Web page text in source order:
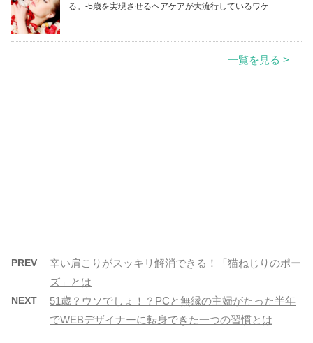
る。-5歳を実現させるヘアケアが大流行しているワケ
一覧を見る >
PREV
辛い肩こりがスッキリ解消できる！「猫ねじりのポー
ズ」とは
NEXT
51歳？ウソでしょ！？PCと無縁の主婦がたった半年
でWEBデザイナーに転身できた一つの習慣とは